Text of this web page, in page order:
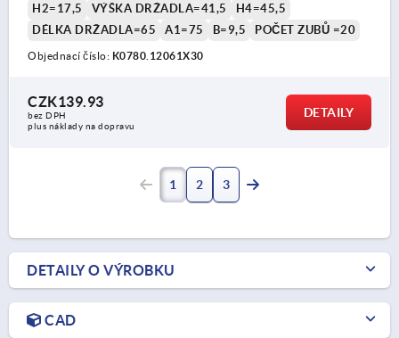
H2=17,5
VÝŠKA DRŽADLA=41,5
H4=45,5
DÉLKA DRŽADLA=65
A1=75 B=9,5 POČET ZUBŮ =20
Objednací číslo: K0780.12061X30
CZK139.93
bez DPH
plus náklady na dopravu
DETAILY
1 2 3
DETAILY O VÝROBKU
CAD